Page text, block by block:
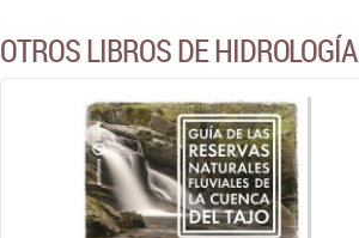
OTROS LIBROS DE HIDROLOGÍA